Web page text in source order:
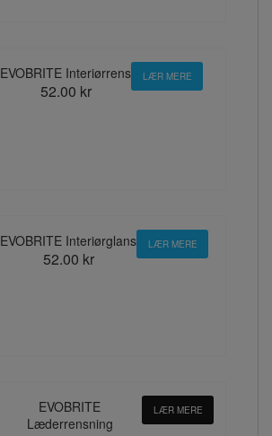
EVOBRITE Interiørrens
52.00 kr
LÆR MERE
EVOBRITE Interiørglans
52.00 kr
LÆR MERE
EVOBRITE
Læderrensning
LÆR MERE